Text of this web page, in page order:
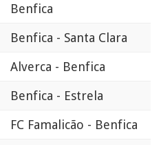
Benfica
Benfica - Santa Clara
Alverca - Benfica
Benfica - Estrela
FC Famalicão - Benfica